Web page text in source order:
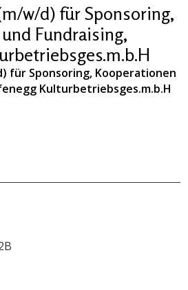
w/d) für Sponsoring,
Fundraising,
für Sponsoring, Kooperationen
Kulturbetriebsges.m.b.H